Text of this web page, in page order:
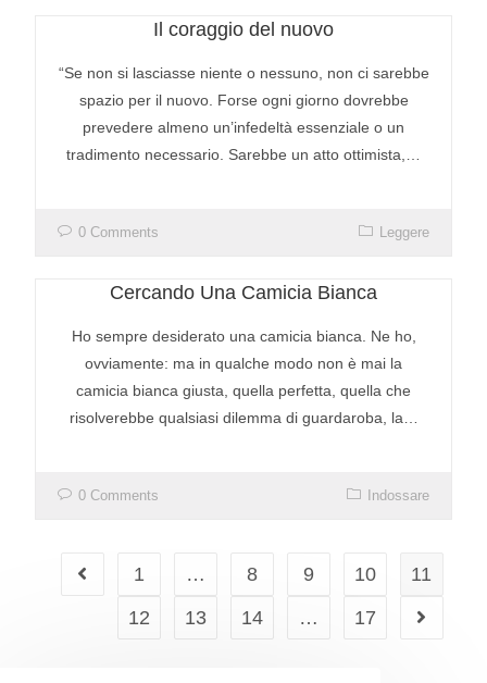
Il coraggio del nuovo
“Se non si lasciasse niente o nessuno, non ci sarebbe
spazio per il nuovo. Forse ogni giorno dovrebbe
prevedere almeno un’infedeltà essenziale o un
tradimento necessario. Sarebbe un atto ottimista,…
0 Comments Leggere
Cercando Una Camicia Bianca
Ho sempre desiderato una camicia bianca. Ne ho,
ovviamente: ma in qualche modo non è mai la
camicia bianca giusta, quella perfetta, quella che
risolverebbe qualsiasi dilemma di guardaroba, la…
0 Comments Indossare
1 … 8 9 10
11
12
13 14 … 17